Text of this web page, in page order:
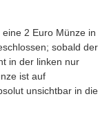
2 Euro Münze in
sobald der
in der linken nur
ist auf
unsichtbar in die